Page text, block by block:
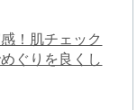
！肌チェック
ぐりを良くし